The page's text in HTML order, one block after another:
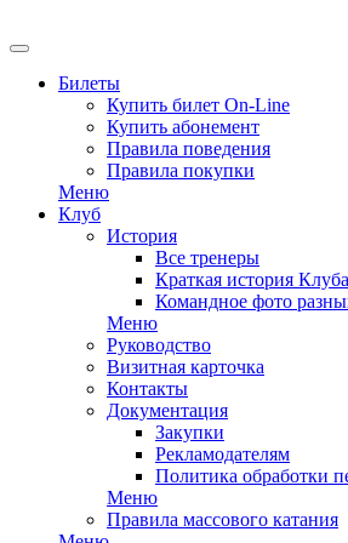
Билеты
Купить билет On-Line
Купить абонемент
Правила поведения
Правила покупки
Меню
Клуб
История
Все тренеры
Краткая история Клуба
Командное фото
Меню
Руководство
Визитная карточка
Контакты
Документация
Закупки
Рекламодателям
Политика обработки
Меню
Правила массового катания